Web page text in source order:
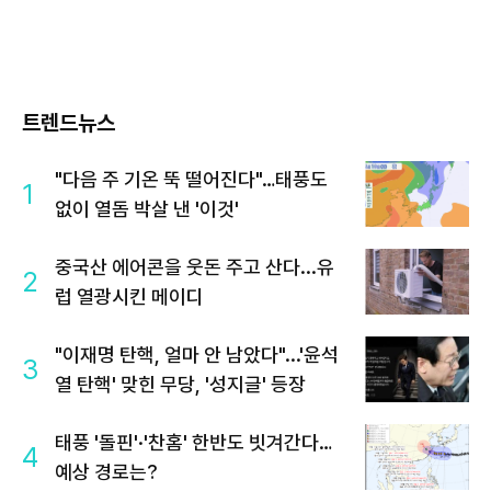
트렌드뉴스
1
"다음 주 기온 뚝 떨어진다"…태풍도
없이 열돔 박살 낸 '이것'
2
중국산 에어콘을 웃돈 주고 산다...유
럽 열광시킨 메이디
3
"이재명 탄핵, 얼마 안 남았다"...'윤석
열 탄핵' 맞힌 무당, '성지글' 등장
4
태풍 '돌핀'·'찬홈' 한반도 빗겨간다…
예상 경로는?